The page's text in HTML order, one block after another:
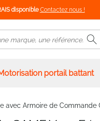
disponible Contactez nous !
portail battant
avec Armoire de